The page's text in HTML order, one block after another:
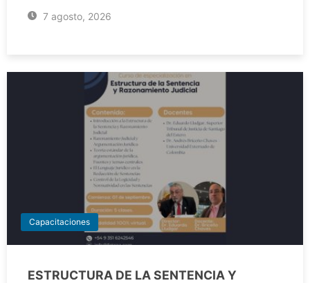
7 agosto, 2026
Capacitaciones
ESTRUCTURA DE LA SENTENCIA Y